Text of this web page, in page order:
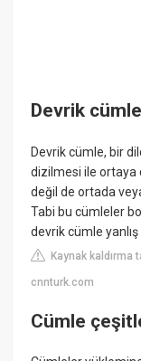
Devrik
Devrik cümle, bir
dizilmesi ile ortaya
değil de ortada
Tabi bu cümleler
devrik cümle
Kaynak kaldırma
cnnturk.com
Cümle